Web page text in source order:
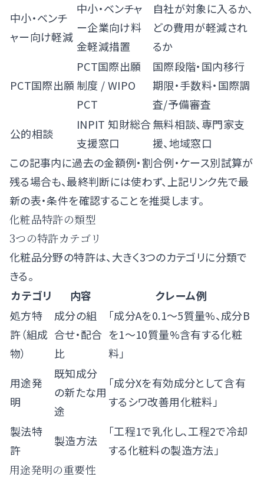
中小・ベンチ
ャー向け軽減
中小・ベンチャ
ー企業向け料
金軽減措置
自社が対象に入るか、
どの費用が軽減され
るか
PCT国際出願
PCT国際出願
制度 /WIPO
PCT
国際段階・国内移行
期限・手数料・国際調
査/予備審査
公的相談
INPIT 知財総合
支援窓口
無料相談、専門家支
援、地域窓口
この記事内に過去の金額例・割合例・ケース別試算が
残る場合も、最終判断には使わず、上記リンク先で最
新の表・条件を確認することを推奨します。
化粧品特許の類型
3つの特許カテゴリ
化粧品分野の特許は、大きく3つのカテゴリに分類で
きる。
カテゴリ
内容
クレーム例
処方特
許（組成
物）
成分の組
合せ・配合
比
「成分Aを0.1〜5質量%、成分B
を1〜10質量%含有する化粧
料」
用途発
明
既知成分
の新たな用
途
「成分Xを有効成分として含有
するシワ改善用化粧料」
製法特
許
製造方法
「工程1で乳化し、工程2で冷却
する化粧料の製造方法」
用途発明の重要性